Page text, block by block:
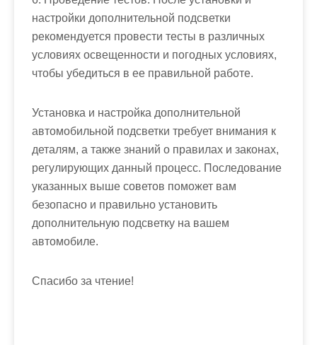
настройки дополнительной подсветки
рекомендуется провести тесты в различных
условиях освещенности и погодных условиях,
чтобы убедиться в ее правильной работе.
Установка и настройка дополнительной
автомобильной подсветки требует внимания к
деталям, а также знаний о правилах и законах,
регулирующих данный процесс. Последование
указанных выше советов поможет вам
безопасно и правильно установить
дополнительную подсветку на вашем
автомобиле.
Спасибо за чтение!